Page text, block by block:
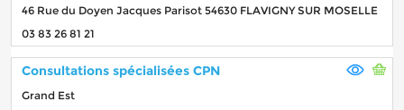
46 Rue du Doyen Jacques Parisot 54630 FLAVIGNY SUR MOSELLE
03 83 26 81 21
Consultations spécialisées CPN
Grand Est